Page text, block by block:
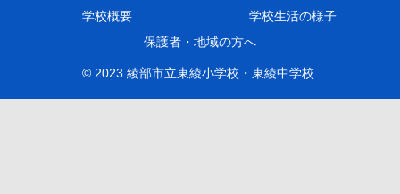
学校概要
学校生活の様子
保護者・地域の方へ
© 2023 綾部市立東綾小学校・東綾中学校.